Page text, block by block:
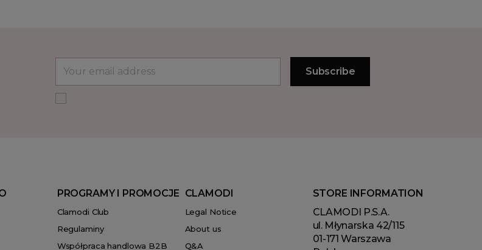
PROGRAMY I PROMOCJE
Clamodi Club
Regulaminy
Współpraca handlowa B2B
CLAMODI
Legal Notice
About us
Q&A
STORE INFORMATION
CLAMODI P.S.A.
ul. Młynarska 42/115
01-171 Warszawa